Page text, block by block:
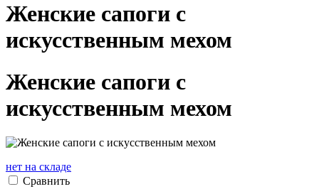
Женские сапоги с
искусственным мехом
Женские сапоги с
искусственным мехом
нет на складе
Сравнить